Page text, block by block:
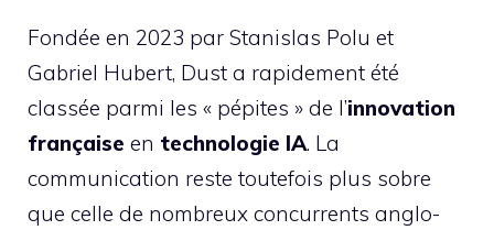
Fondée en 2023 par Stanislas Polu et
Gabriel Hubert, Dust a rapidement été
classée parmi les « pépites » de l’innovation
française en technologie IA. La
communication reste toutefois plus sobre
que celle de nombreux concurrents anglo-